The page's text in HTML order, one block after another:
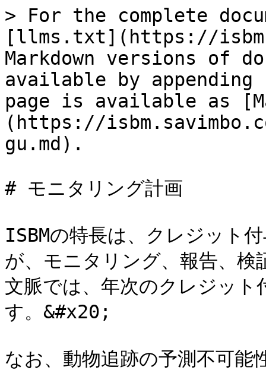
> For the complete
[llms.txt](https://
Markdown versions of
available by
page is available as
(https://
gu.md).
# モニタリング計画
ISBMの特長は、クレジット
が、モニタリング、報告、
文脈では、年次のクレジッ
す。&#x20;
なお、動物追跡の予測不可能